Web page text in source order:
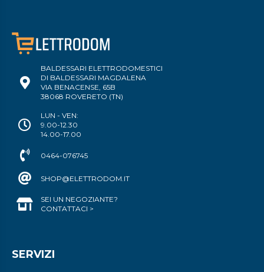
BALDESSARI ELETTRODOMESTICI
DI BALDESSARI MAGDALENA
VIA BENACENSE, 65B
38068 ROVERETO (TN)
LUN - VEN:
9.00-12.30
14.00-17.00
0464-076745
SHOP@ELETTRODOM.IT
SEI UN NEGOZIANTE?
CONTATTACI >
SERVIZI